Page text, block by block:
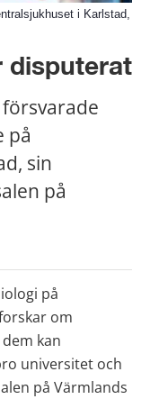
i Karlstad,
disputerat
på
sin
på
på
om
kan
universitet och
på Värmlands